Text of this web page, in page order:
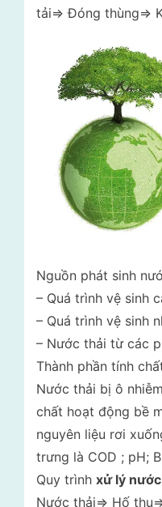
tải=> Đóng thùng=>
Nguồn phát sinh
– Quá trình vệ sinh
– Quá trình vệ sinh
– Nước thải từ các
Thành phần tính
Nước thải bị ô
chất hoạt động bề
nguyên liệu rơi
trưng là COD ; pH;
Quy trình xử lý
Nước thải=> Hố